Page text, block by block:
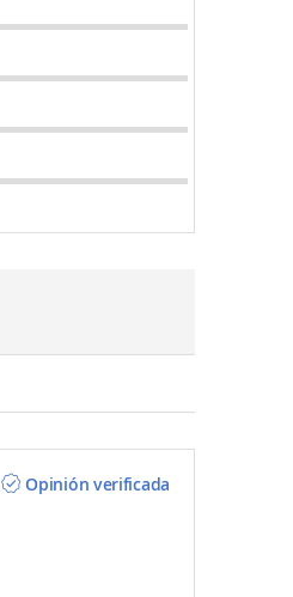
Opinión verificada